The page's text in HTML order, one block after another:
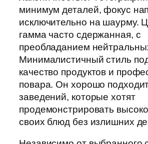
минимум деталей, фокус
исключительно на шаурму.
гамма часто сдержанная, с
преобладанием
Минималистичный стиль
качество продуктов и
повара. Он хорошо
заведений, которые хотят
продемонстрировать
своих блюд без излишних